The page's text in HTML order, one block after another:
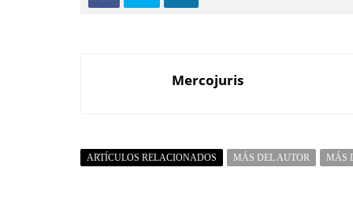
Mercojuris
ARTÍCULOS RELACIONADOS MÁS DEL AUTOR MÁS